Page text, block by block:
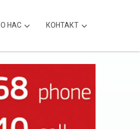
О НАС КОНТАКТ